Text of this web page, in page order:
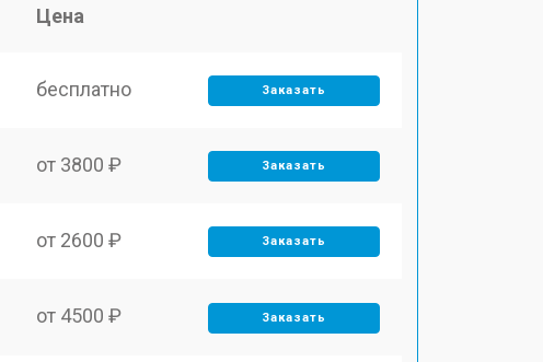
Цена
бесплатно Заказать
от 3800 ₽ Заказать
от 2600 ₽ Заказать
от 4500 ₽ Заказать